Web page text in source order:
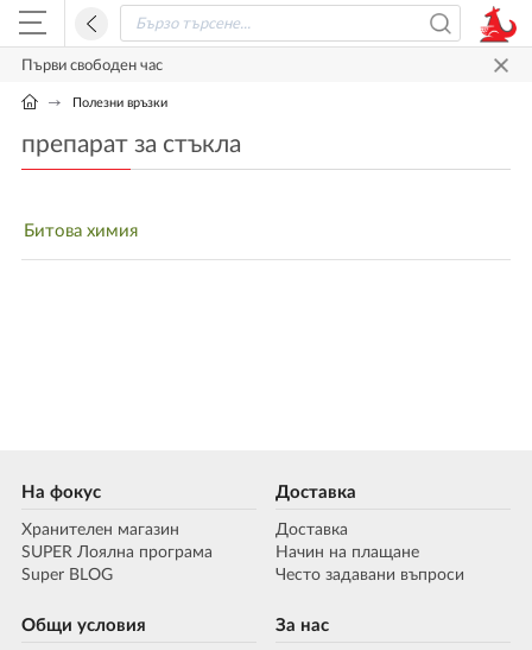
Първи свободен час
Полезни връзки
препарат за стъкла
Битова химия
На фокус
Хранителен магазин
SUPER Лоялна програма
Super BLOG
Доставка
Доставка
Начин на плащане
Често задавани въпроси
Общи условия За нас